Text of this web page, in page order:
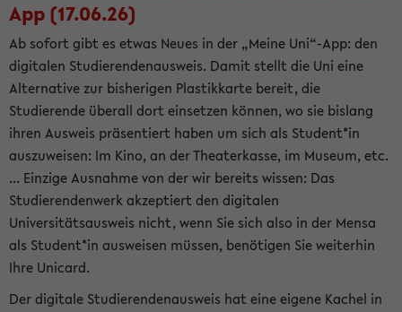
App (17.06.26)
Ab sofort gibt es etwas Neues in der „Meine Uni“-App: den
digitalen Studierendenausweis. Damit stellt die Uni eine
Alternative zur bisherigen Plastikkarte bereit, die
Studierende überall dort einsetzen können, wo sie bislang
ihren Ausweis präsentiert haben um sich als Student*in
auszuweisen: Im Kino, an der Theaterkasse, im Museum, etc.
... Einzige Ausnahme von der wir bereits wissen: Das
Studierendenwerk akzeptiert den digitalen
Universitätsausweis nicht, wenn Sie sich also in der Mensa
als Student*in ausweisen müssen, benötigen Sie weiterhin
Ihre Unicard.
Der digitale Studierendenausweis hat eine eigene Kachel in